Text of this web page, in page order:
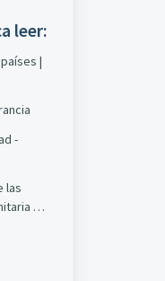
leer:
|
-
las
e